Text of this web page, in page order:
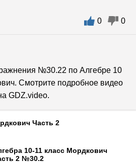
0 0
№30.22 по Алгебре 10
Смотрите подробное видео
GDZ.video.
Часть 2
10-11 класс Мордкович
2 №30.2